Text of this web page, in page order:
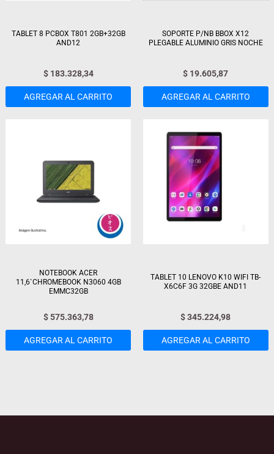
TABLET 8 PCBOX T801 2GB+32GB
AND12
$183.328,34
AGREGAR AL CARRITO
SOPORTE P/NB BBOX X12
PLEGABLE ALUMINIO GRIS NOCHE
$ 19.605,87
AGREGAR AL CARRITO
NOTEBOOK ACER
11,6`CHROMEBOOK N3060 4GB
EMMC32GB
$575.363,78
AGREGAR AL CARRITO
TABLET 10 LENOVO K10 WIFI TB-
X6C6F 3G 32GBE AND11
$345.224,98
AGREGAR AL CARRITO